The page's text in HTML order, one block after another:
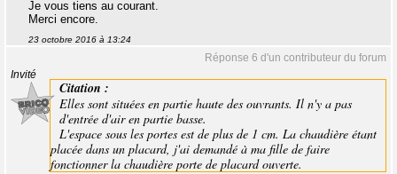
Je vous tiens au courant.
Merci encore.
23 octobre 2016 à 13:24
Réponse 6 d'un contributeur du forum
Invité
Citation :
Elles sont situées en partie haute des ouvrants. Il n'y a pas
d'entrée d'air en partie basse.
L'espace sous les portes est de plus de 1 cm. La chaudière étant
placée dans un placard, j'ai demandé à ma fille de faire
fonctionner la chaudière porte de placard ouverte.